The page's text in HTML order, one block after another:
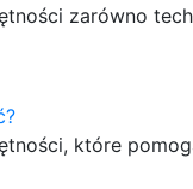
zarówno
które